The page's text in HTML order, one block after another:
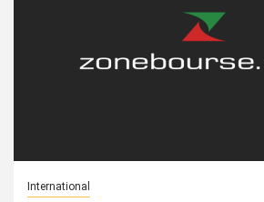
International